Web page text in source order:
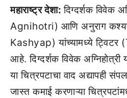
महाराष्ट्र देशा:दिग्दर्शक विवेक
Agnihotri) आणि अनुराग
Kashyap) यांच्यामध्ये
आहे. दिग्दर्शक विवेक अग्निहोत्री
या चित्रपटाचा वाद अद्यापही
जास्त कमाई करणाऱ्या